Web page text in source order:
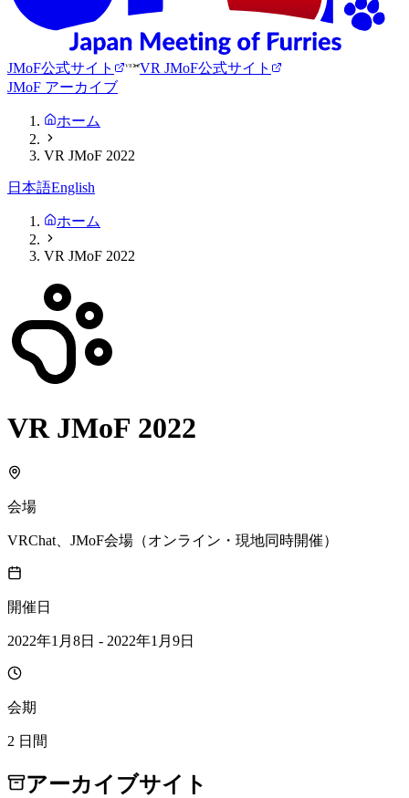
JMoF公式サイト
VR JMoF公式サイト
JMoF アーカイブ
ホーム
VR JMoF 2022
日本語English
ホーム
VR JMoF 2022
VR JMoF 2022
会場
VRChat、JMoF会場（オンライン・現地同時開催）
開催日
2022年1月8日 - 2022年1月9日
会期
2 日間
アーカイブサイト